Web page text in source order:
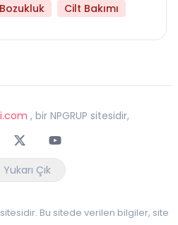
Cilt Bakımı
, bir NPGRUP sitesidir,
TwitterYoutube
Yukarı Çık
Bu sitede verilen bilgiler, site